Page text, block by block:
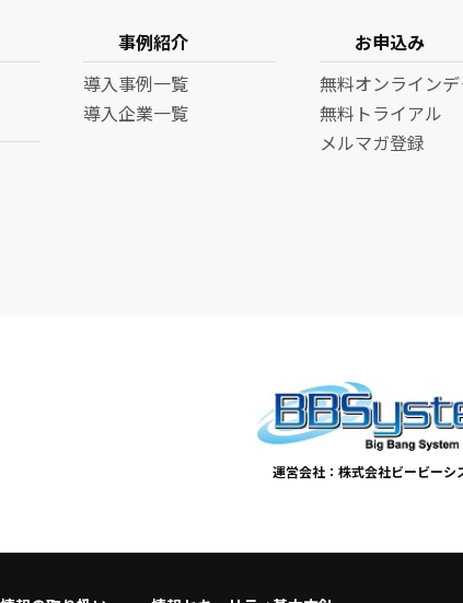
事例紹介
導入事例一覧
導入企業一覧
お申込み
無料オンライン
無料トライアル
メルマガ登録
運営会社：株式会社ビービーシ